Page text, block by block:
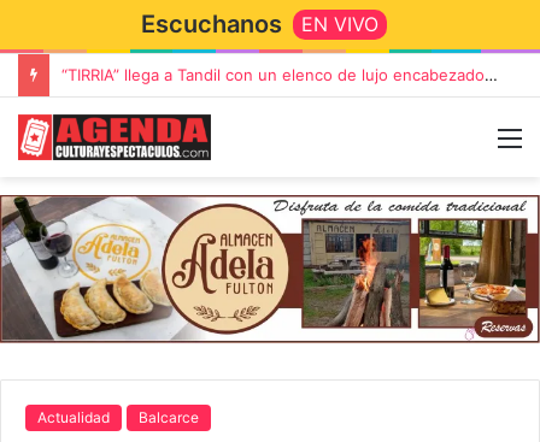
Escuchanos EN VIVO
“TIRRIA” llega a Tandil con un elenco de lujo encabezado por Capusotto, Spregelburd y Stefani
Actualidad Balcarce